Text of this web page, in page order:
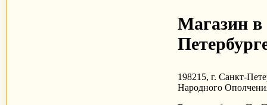
Магазин
198215, г. Санкт-
Народного